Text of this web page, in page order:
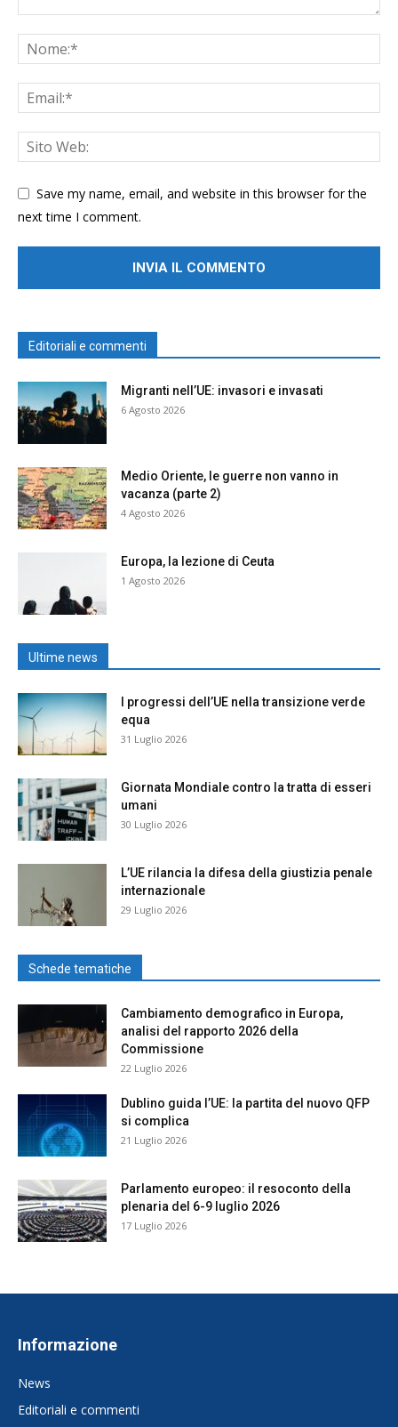
Save my name, email, and website in this browser for the
next time I comment.
Editoriali e commenti
Migranti nell’UE: invasori e invasati
6 Agosto 2026
Medio Oriente, le guerre non vanno in
vacanza (parte 2)
4 Agosto 2026
Europa, la lezione di Ceuta
1 Agosto 2026
Ultime news
I progressi dell’UE nella transizione verde
equa
31 Luglio 2026
Giornata Mondiale contro la tratta di esseri
umani
30 Luglio 2026
L’UE rilancia la difesa della giustizia penale
internazionale
29 Luglio 2026
Schede tematiche
Cambiamento demografico in Europa,
analisi del rapporto 2026 della
Commissione
22 Luglio 2026
Dublino guida l’UE: la partita del nuovo QFP
si complica
21 Luglio 2026
Parlamento europeo: il resoconto della
plenaria del 6-9 luglio 2026
17 Luglio 2026
Informazione
News
Editoriali e commenti